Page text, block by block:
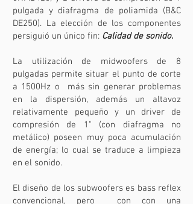
pulgada y diafragma de poliamida (B&C
DE250). La elección de los componentes
persiguió un único fin: Calidad de sonido.
La utilización de midwoofers de 8
pulgadas permite situar el punto de corte
a 1500Hz o más sin generar problemas
en la dispersión, además un altavoz
relativamente pequeño y un driver de
compresión de 1" (con diafragma no
metálico) poseen muy poca acumulación
de energía; lo cual se traduce a limpieza
en el sonido.
El diseño de los subwoofers es bass reflex
convencional, pero con con una